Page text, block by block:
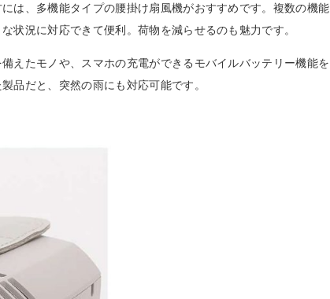
は、多機能タイプの腰掛け扇風機がおすすめです。複数の機能
状況に対応できて便利。荷物を減らせるのも魅力です。
えたモノや、スマホの充電ができるモバイルバッテリー機能を
品だと、突然の雨にも対応可能です。